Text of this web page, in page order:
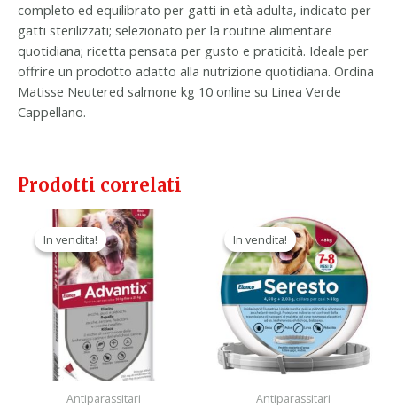
completo ed equilibrato per gatti in età adulta, indicato per
gatti sterilizzati; selezionato per la routine alimentare
quotidiana; ricetta pensata per gusto e praticità. Ideale per
offrire un prodotto adatto alla nutrizione quotidiana. Ordina
Matisse Neutered salmone kg 10 online su Linea Verde
Cappellano.
Prodotti correlati
In vendita!
In vendita!
Antiparassitari
Il
prezzo
originale
era:
49,20 €.
Il
prezzo
attuale
è:
27,90 €.
In vendita!
In vendita!
Antiparassitari
Il
prezzo
originale
era:
58,70 €.
prezzo
attuale
è:
32,90 €.